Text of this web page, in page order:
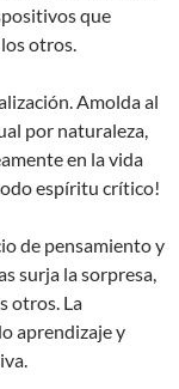
que
otros.
Amolda al
por naturaleza,
en la vida
espíritu crítico!
de pensamiento y
surja la sorpresa,
otros. La
aprendizaje y